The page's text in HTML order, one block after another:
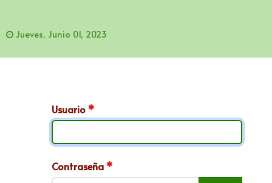
Jueves, Junio 01, 2023
Usuario *
Contraseña *